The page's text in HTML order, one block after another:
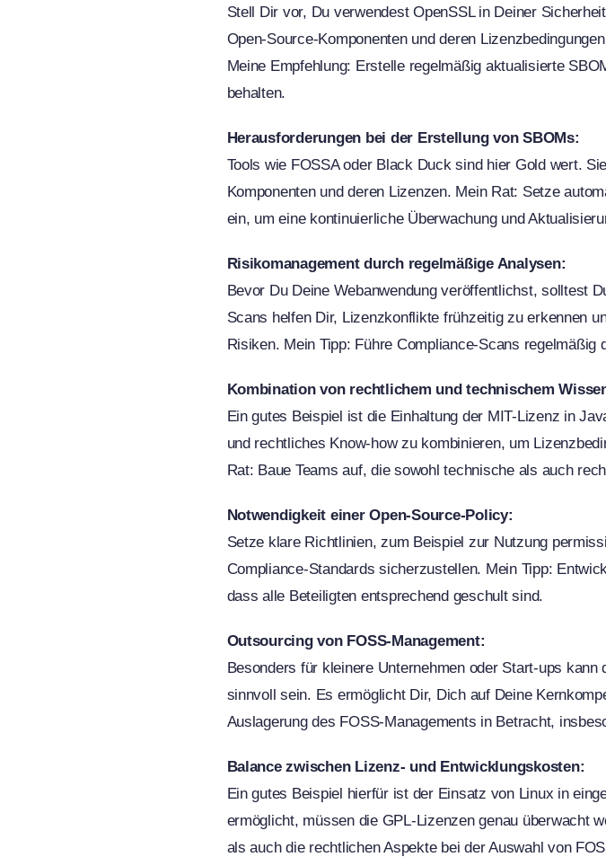
Stell Dir vor, Du verwendest OpenSSL in Deiner
Open-Source-Komponenten und deren
Meine Empfehlung: Erstelle regelmäßig aktualisierte
behalten.
Herausforderungen bei der Erstellung von SBOMs:
Tools wie FOSSA oder Black Duck sind hier Gold wert.
Komponenten und deren Lizenzen. Mein Rat: Setze
ein, um eine kontinuierliche Überwachung und
Risikomanagement durch regelmäßige Analysen:
Bevor Du Deine Webanwendung veröffentlichst, solltest
Scans helfen Dir, Lizenzkonflikte frühzeitig zu erkennen
Risiken. Mein Tipp: Führe Compliance-Scans
Kombination von rechtlichem und technischem
Ein gutes Beispiel ist die Einhaltung der MIT-Lizenz in
und rechtliches Know-how zu kombinieren, um
Rat: Baue Teams auf, die sowohl technische als auch
Notwendigkeit einer Open-Source-Policy:
Setze klare Richtlinien, zum Beispiel zur Nutzung
Compliance-Standards sicherzustellen. Mein Tipp:
dass alle Beteiligten entsprechend geschult sind.
Outsourcing von FOSS-Management:
Besonders für kleinere Unternehmen oder Start-ups
sinnvoll sein. Es ermöglicht Dir, Dich auf Deine
Auslagerung des FOSS-Managements in Betracht,
Balance zwischen Lizenz- und Entwicklungskosten:
Ein gutes Beispiel hierfür ist der Einsatz von Linux in
ermöglicht, müssen die GPL-Lizenzen genau überwacht
als auch die rechtlichen Aspekte bei der Auswahl von